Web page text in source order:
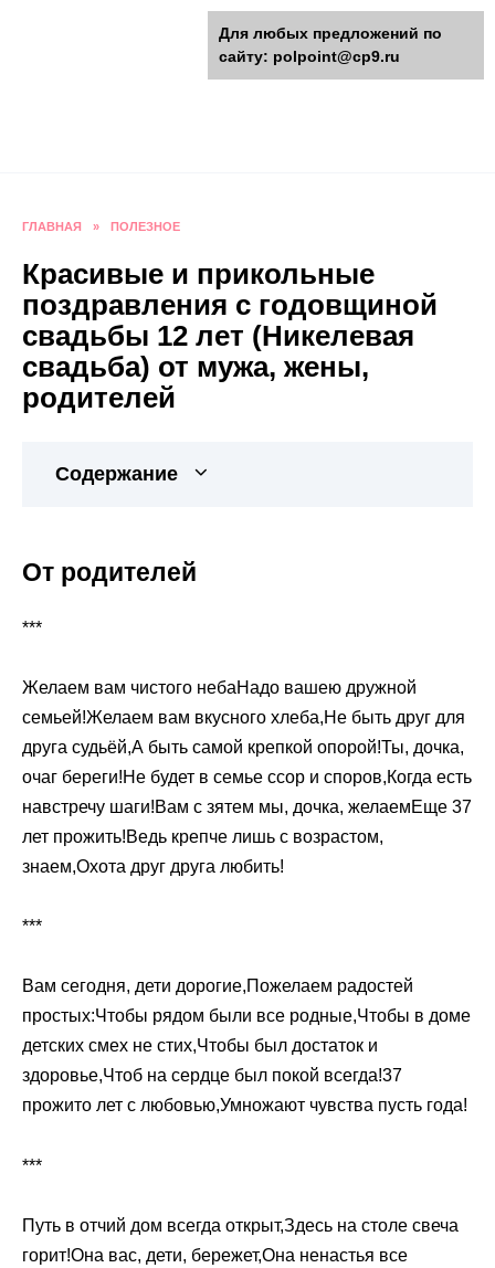
polpoint.ru - Разнообразные
поделки к праздникам
ГЛАВНАЯ » ПОЛЕЗНОЕ
Красивые и прикольные
поздравления с годовщиной
свадьбы 12 лет (Никелевая
свадьба) от мужа, жены,
родителей
Содержание
От родителей
***
Желаем вам чистого небаНадо вашею дружной
семьей!Желаем вам вкусного хлеба,Не быть друг для
друга судьёй,А быть самой крепкой опорой!Ты, дочка,
очаг береги!Не будет в семье ссор и споров,Когда есть
навстречу шаги!Вам с зятем мы, дочка, желаемЕще 37
лет прожить!Ведь крепче лишь с возрастом,
знаем,Охота друг друга любить!
***
Вам сегодня, дети дорогие,Пожелаем радостей
простых:Чтобы рядом были все родные,Чтобы в доме
детских смех не стих,Чтобы был достаток и
здоровье,Чтоб на сердце был покой всегда!37
прожито лет с любовью,Умножают чувства пусть года!
***
Путь в отчий дом всегда открыт,Здесь на столе свеча
горит!Она вас, дети, бережет,Она ненастья все
Для любых предложений по
сайту: polpoint@cp9.ru